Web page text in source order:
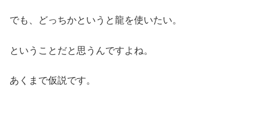
でも、どっちかというと龍を使いたい。
ということだと思うんですよね。
あくまで仮説です。